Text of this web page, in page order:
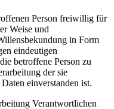
Person freiwillig für
Weise und
in Form
eindeutigen
betroffene Person zu
der sie
einverstanden ist.
Verantwortlichen